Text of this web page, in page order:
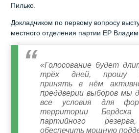
Пилько.
Докладчиком по первому вопросу
местного отделения партии ЕР
«Голосование будет
трёх дней, прошу
принять в нём
преддверии выборов мы
все условия для
территории Бердска
партийного
обеспечить мощную